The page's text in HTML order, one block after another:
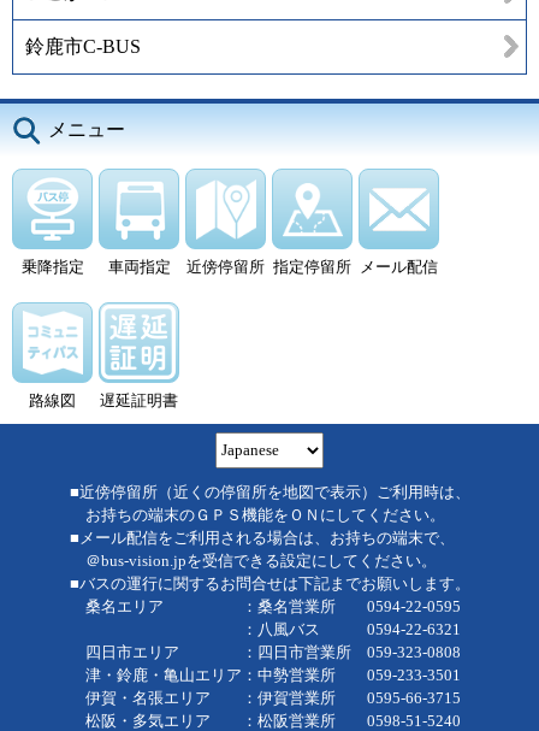
鈴鹿市C-BUS
メニュー
乗降指定 車両指定 近傍停留所 指定停留所 メール配信
路線図 遅延証明書
■近傍停留所（近くの停留所を地図で表示）ご利用時は、
お持ちの端末のＧＰＳ機能をＯＮにしてください。
■メール配信をご利用される場合は、お持ちの端末で、
＠bus-vision.jpを受信できる設定にしてください。
■バスの運行に関するお問合せは下記までお願いします。
桑名エリア ：桑名営業所 0594-22-0595
：八風バス 0594-22-6321
四日市エリア ：四日市営業所 059-323-0808
津・鈴鹿・亀山エリア：中勢営業所 059-233-3501
伊賀・名張エリア ：伊賀営業所 0595-66-3715
松阪・多気エリア ：松阪営業所 0598-51-5240